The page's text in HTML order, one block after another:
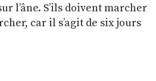
l’âne. S’ils doivent marcher
car il s’agit de six jours